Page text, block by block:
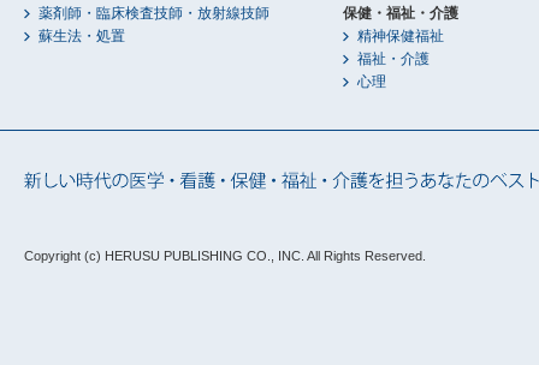
薬剤師・臨床検査技師・放射線技師
蘇生法・処置
保健・福祉・介護
精神保健福祉
福祉・介護
心理
Copyright (c) HERUSU PUBLISHING CO., INC. All Rights Reserved.